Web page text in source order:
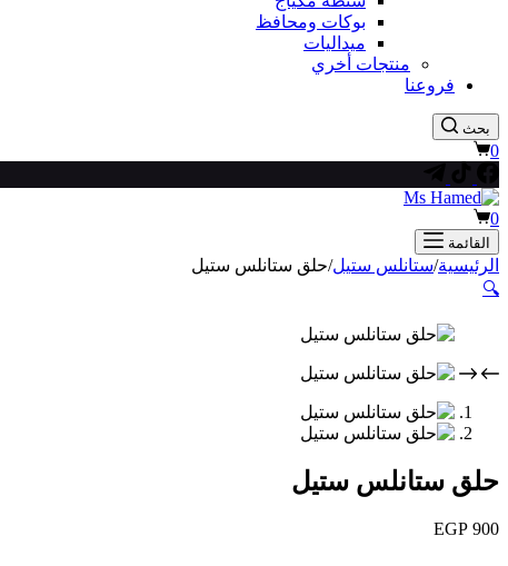
بوكات ومحافظ
ميداليات
منتجات أخري
فروعنا
بحث
عربة
0
عربة
التسوق
0
القائمة
الرئيسية/ستانلس ستيل/حلق ستانلس ستيل
🔍
حلق ستانلس ستيل
EGP 900